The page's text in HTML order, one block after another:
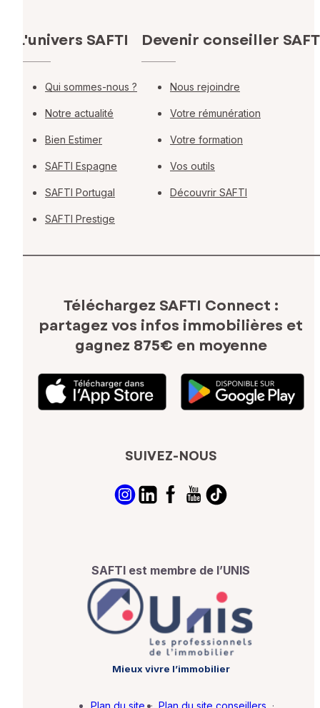
L'univers SAFTI
Qui sommes-nous ?
Notre actualité
Bien Estimer
SAFTI Espagne
SAFTI Portugal
SAFTI Prestige
Devenir conseiller
Nous rejoindre
Votre rémunération
Votre formation
Vos outils
Découvrir SAFTI
Téléchargez SAFTI Connect :
partagez vos infos immobilières et
gagnez 875€ en moyenne
SUIVEZ-NOUS
SAFTI est membre de l’UNIS
Mieux vivre l’immobilier